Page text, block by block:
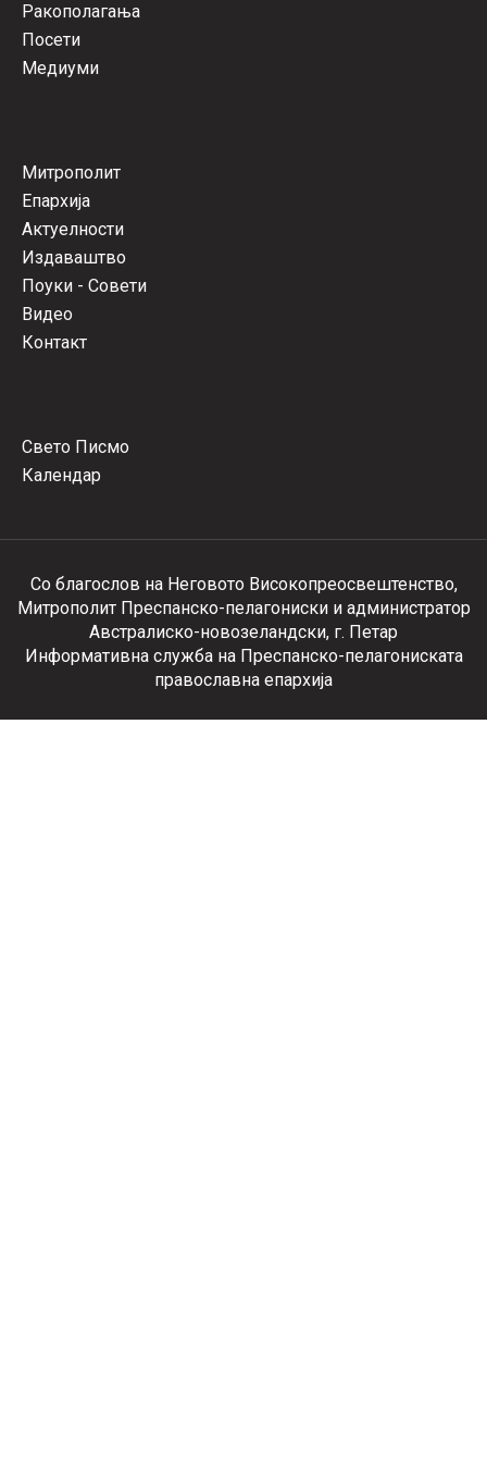
Ракополагања
Посети
Медиуми
Митрополит
Епархија
Актуелности
Издаваштво
Поуки - Совети
Видео
Контакт
Свето Писмо
Календар
Со благослов на Неговото Високопреосвештенство,
Митрополит Преспанско-пелагониски и администратор
Австралиско-новозеландски, г. Петар
Информативна служба на Преспанско-пелагониската
православна епархија